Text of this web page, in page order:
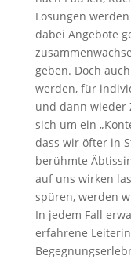
Lösungen
dabei Angebote
geben. Doch
werden, für
und dann wieder
sich um ein
dass wir öfter in
berühmte
auf uns wirken
spüren, werden
In jedem Fall
erfahrene